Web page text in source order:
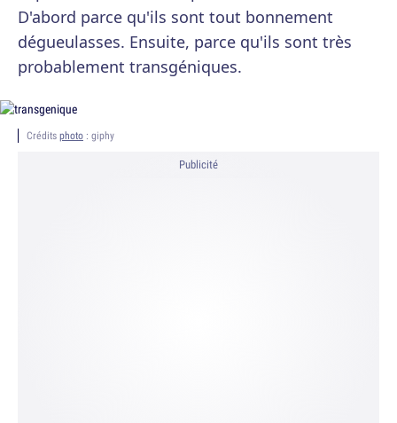
D'abord parce qu'ils sont tout bonnement
dégueulasses. Ensuite, parce qu'ils sont très
probablement transgéniques.
Crédits photo : giphy
Publicité